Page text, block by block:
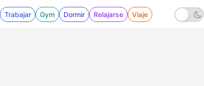
Trabajar Gym Dormir Relajarse Viaje